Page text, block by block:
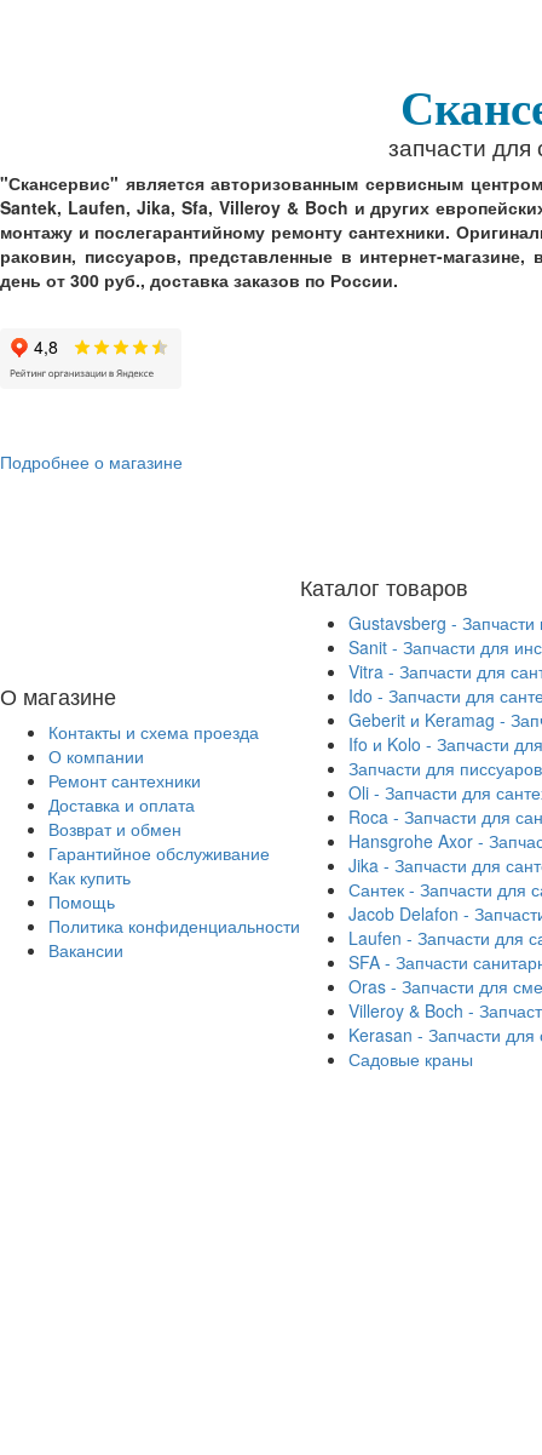
запчасти для
"Скансервис" является авторизованным сервисным
Santek, Laufen, Jika, Sfa, Villeroy & Boch и других
монтажу и послегарантийному ремонту сантехники.
раковин, писсуаров, представленные в интернет-
день от 300 руб., доставка заказов по России.
Подробнее о магазине
О магазине
Контакты и схема проезда
О компании
Ремонт сантехники
Доставка и оплата
Возврат и обмен
Гарантийное обслуживание
Как купить
Помощь
Политика конфиденциальности
Вакансии
Каталог товаров
Gustavsberg - Запчасти
Sanit - Запчасти для
Vitra - Запчасти для
Ido - Запчасти для
Geberit и Keramag -
Ifo и Kolo - Запчасти
Запчасти для писсуаров
Oli - Запчасти для
Roca - Запчасти для
Hansgrohe Axor -
Jika - Запчасти для
Сантек - Запчасти для
Jacob Delafon -
Laufen - Запчасти для
SFA - Запчасти
Oras - Запчасти для
Villeroy & Boch -
Kerasan - Запчасти для
Садовые краны